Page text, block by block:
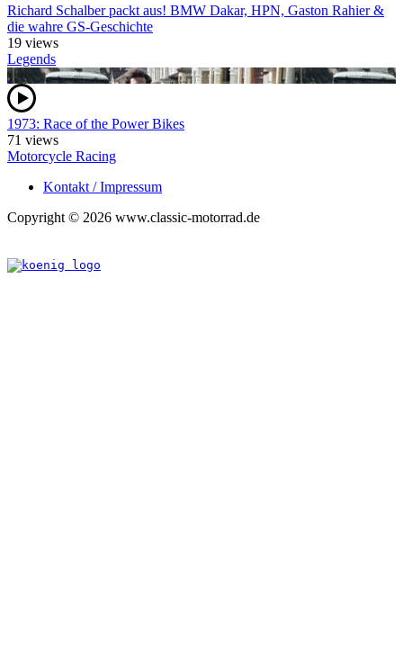
Richard Schalber packt aus! BMW Dakar, HPN, Gaston Rahier &
die wahre GS-Geschichte
19 views
Legends
1973: Race of the Power Bikes
71 views
Motorcycle Racing
Kontakt / Impressum
Copyright © 2026 www.classic-motorrad.de